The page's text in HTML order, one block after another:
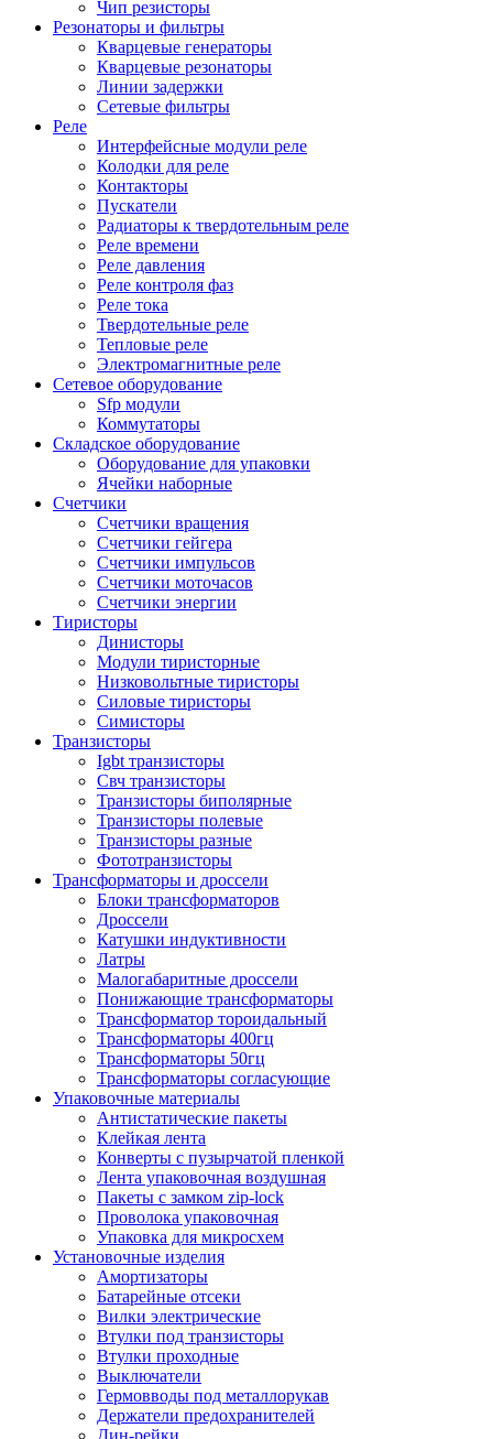
Чип резисторы
Резонаторы и фильтры
Кварцевые генераторы
Кварцевые резонаторы
Линии задержки
Сетевые фильтры
Реле
Интерфейсные модули реле
Колодки для реле
Контакторы
Пускатели
Радиаторы к твердотельным реле
Реле времени
Реле давления
Реле контроля фаз
Реле тока
Твердотельные реле
Тепловые реле
Электромагнитные реле
Сетевое оборудование
Sfp модули
Коммутаторы
Складское оборудование
Оборудование для упаковки
Ячейки наборные
Счетчики
Счетчики вращения
Счетчики гейгера
Счетчики импульсов
Счетчики моточасов
Счетчики энергии
Тиристоры
Динисторы
Модули тиристорные
Низковольтные тиристоры
Силовые тиристоры
Симисторы
Транзисторы
Igbt транзисторы
Свч транзисторы
Транзисторы биполярные
Транзисторы полевые
Транзисторы разные
Фототранзисторы
Трансформаторы и дроссели
Блоки трансформаторов
Дроссели
Катушки индуктивности
Латры
Малогабаритные дроссели
Понижающие трансформаторы
Трансформатор тороидальный
Трансформаторы 400гц
Трансформаторы 50гц
Трансформаторы согласующие
Упаковочные материалы
Антистатические пакеты
Клейкая лента
Конверты с пузырчатой пленкой
Лента упаковочная воздушная
Пакеты с замком zip-lock
Проволока упаковочная
Упаковка для микросхем
Установочные изделия
Амортизаторы
Батарейные отсеки
Вилки электрические
Втулки под транзисторы
Втулки проходные
Выключатели
Гермовводы под металлорукав
Держатели предохранителей
Дин-рейки